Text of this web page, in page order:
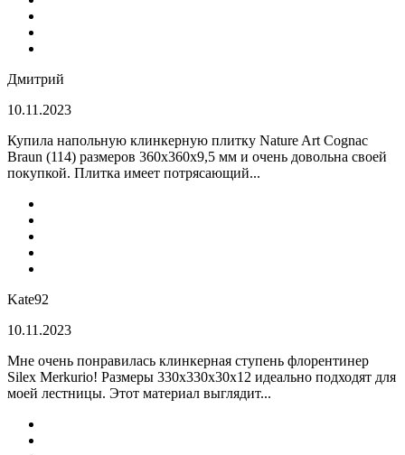
Дмитрий
10.11.2023
Купила напольную клинкерную плитку Nature Art Cognac
Braun (114) размеров 360x360x9,5 мм и очень довольна своей
покупкой. Плитка имеет потрясающий...
Kate92
10.11.2023
Мне очень понравилась клинкерная ступень флорентинер
Silex Merkurio! Размеры 330х330х30х12 идеально подходят для
моей лестницы. Этот материал выглядит...